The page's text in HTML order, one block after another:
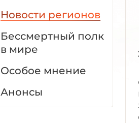
Новости регионов
Бессмертный полк
в мире
Особое мнение
Анонсы